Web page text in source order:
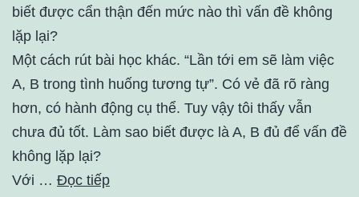
biết được cẩn thận đến mức nào thì vấn đề không
lặp lại?
Một cách rút bài học khác. “Lần tới em sẽ làm việc
A, B trong tình huống tương tự”. Có vẻ đã rõ ràng
hơn, có hành động cụ thể. Tuy vậy tôi thấy vẫn
chưa đủ tốt. Làm sao biết được là A, B đủ để vấn đề
không lặp lại?
Với … Đọc tiếp